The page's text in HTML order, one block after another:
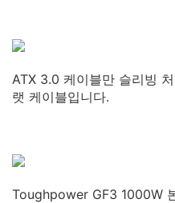
ATX 3.0 케이블만 슬리빙
랫 케이블입니다.
Toughpower GF3 1000W